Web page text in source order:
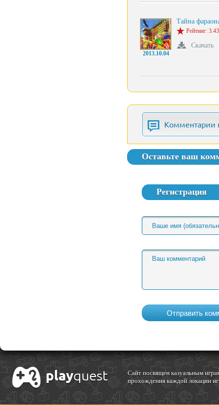
2013.10.04
Тайна
Рейтинг:
Скачать
Комментарии
Оставьте ваш
Регистрация
Cайт посвящен казуальным
прохождения каждой локации